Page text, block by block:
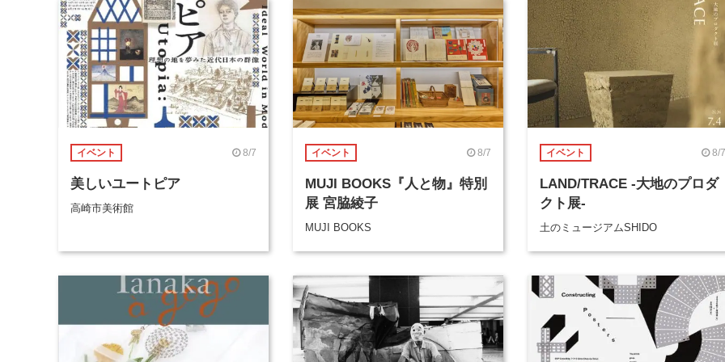
イベント 8/7
美しいユートピア
高崎市美術館
イベント 8/7
MUJI BOOKS『人と物』特別
展 宮脇綾子
MUJI BOOKS
イベント 8/7
LAND/TRACE -大地のプロダ
クト展-
土のミュージアムSHIDO